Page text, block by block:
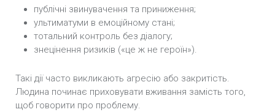
публічні звинувачення та приниження;
ультиматуми в емоційному стані;
тотальний контроль без діалогу;
знецінення ризиків («це ж не героїн»).
Такі дії часто викликають агресію або закритість.
Людина починає приховувати вживання замість того,
щоб говорити про проблему.